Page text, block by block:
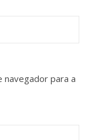
navegador para a